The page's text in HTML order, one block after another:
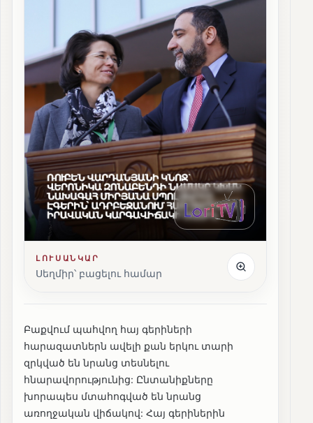
ԼՈՒՍԱՆԿԱՐ
Սեղմիր՝ բացելու համար
Բաքվում պահվող հայ գերիների
հարազատներն ավելի քան երկու տարի
զրկված են նրանց տեսնելու
հնարավորությունից: Ընտանիքները
խորապես մտահոգված են նրանց
առողջական վիճակով: Հայ գերիներին